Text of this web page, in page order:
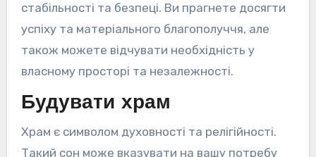
стабільності та безпеці. Ви прагнете досягти
успіху та матеріального благополуччя, але
також можете відчувати необхідність у
власному просторі та незалежності.
Будувати храм
Храм є символом духовності та релігійності.
Такий сон може вказувати на вашу потребу